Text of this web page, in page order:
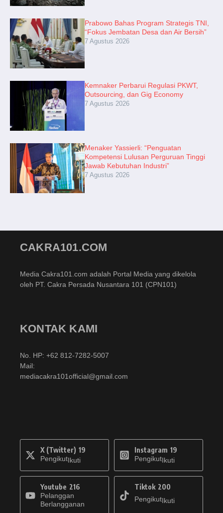
Prabowo Bahas Program Strategis TNI,
“Fokus Jembatan Desa dan Air Bersih”
7 Agustus 2026
Kemnaker Perbarui Regulasi PKWT,
Outsourcing, dan Gig Economy
7 Agustus 2026
Menaker Yassierli: “Penguatan
Kompetensi Lulusan Perguruan Tinggi
Jawab Kebutuhan Industri”
7 Agustus 2026
CAKRA101.COM
Media Cakra101.com adalah Portal Media yang dikelola
oleh PT. Cakra Persada Nusantara 101 (CPN101)
KONTAK KAMI
No. HP: +62 812-7282-5007
Mail:
mediacakra101official@gmail.com
X (Twitter) 19
PengikutIkuti
Instagram 19
PengikutIkuti
Youtube 216
Pelanggan
Berlangganan
Tiktok 200
PengikutIkuti